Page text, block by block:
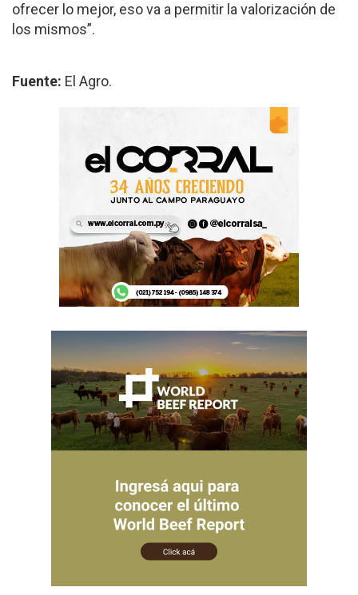
ofrecer lo mejor, eso va a permitir la valorización de
los mismos”.
Fuente: El Agro.